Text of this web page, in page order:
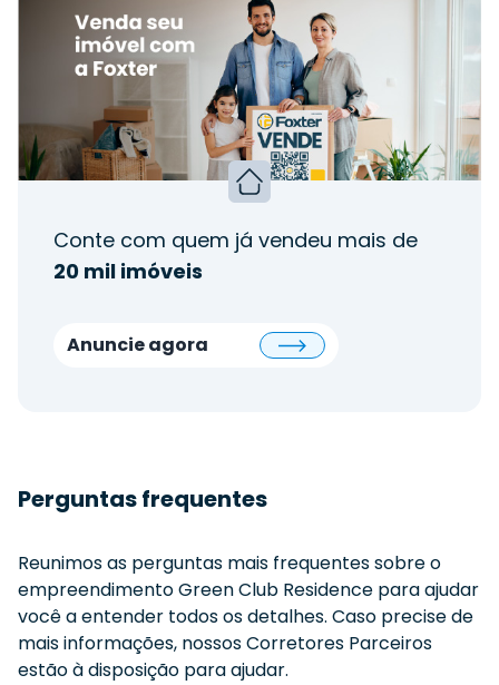
Conte com quem já vendeu mais de
20 mil imóveis
Anuncie agora
Perguntas frequentes
Reunimos as perguntas mais frequentes sobre o
empreendimentoGreen Club Residence para ajudar
você a entender todos os detalhes. Caso precise de
mais informações, nossos Corretores Parceiros
estão à disposição para ajudar.